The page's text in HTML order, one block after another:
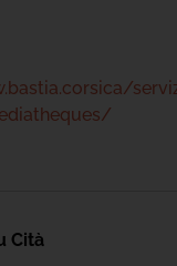
Cità